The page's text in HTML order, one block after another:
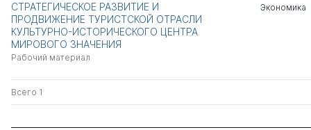
СТРАТЕГИЧЕСКОЕ РАЗВИТИЕ И
ПРОДВИЖЕНИЕ ТУРИСТСКОЙ ОТРАСЛИ
КУЛЬТУРНО-ИСТОРИЧЕСКОГО ЦЕНТРА
МИРОВОГО ЗНАЧЕНИЯ
Рабочий материал
Экономика
Всего 1